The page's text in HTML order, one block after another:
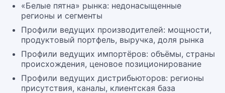
«Белые пятна» рынка: недонасыщенные
регионы и сегменты
Профили ведущих производителей: мощности,
продуктовый портфель, выручка, доля рынка
Профили ведущих импортёров: объёмы, страны
происхождения, ценовое позиционирование
Профили ведущих дистрибьюторов: регионы
присутствия, каналы, клиентская база